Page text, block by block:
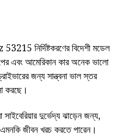
নির্দিষ্টকরণের বিদেশী মডেল
এবং আমেরিকান কার অনেক ভালো
জন্য সান্ত্বনা ভাল স্তর
করছে।
দুর্ভেদ্য ঝাড়েন জন্য,
জীবন খরচ করতে পারেন।